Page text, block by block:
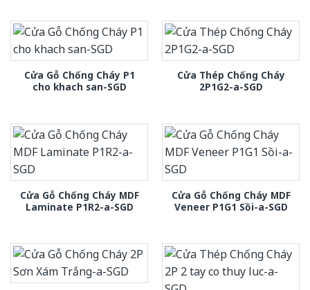
Cửa Gỗ Chống Cháy P1
cho khach san-SGD
Cửa Thép Chống Cháy
2P1G2-a-SGD
Cửa Gỗ Chống Cháy MDF
Laminate P1R2-a-SGD
Cửa Gỗ Chống Cháy MDF
Veneer P1G1 Sồi-a-SGD